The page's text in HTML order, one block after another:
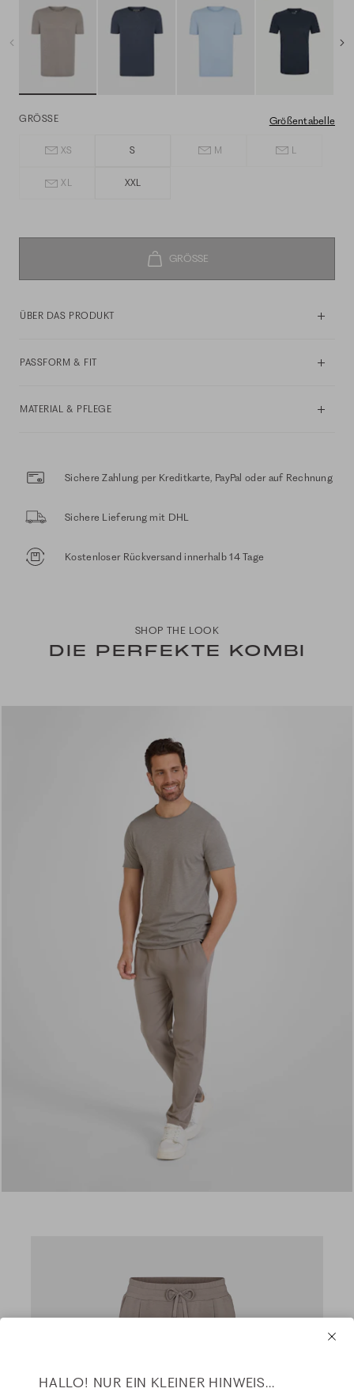
GRÖSSE Größentabelle
XS S M L
XL XXL
ÜBER DAS PRODUKT
PASSFORM & FIT
MATERIAL & PFLEGE
Sichere Zahlung per Kreditkarte, PayPal oder auf Rechnung
Sichere Lieferung mit DHL
Kostenloser Rückversand innerhalb 14 Tage
SHOP THE LOOK
DIE PERFEKTE KOMBI
HALLO! NUR EIN KLEINER HINWEIS...